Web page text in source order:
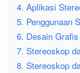
4. Aplikasi
5. Penggunaan
6. Desain
7. Stereoskop
8. Stereoskop